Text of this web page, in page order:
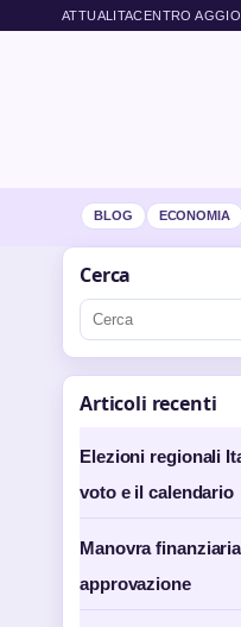
ATTUALITACENTRO
BLOG ECONOMIA
Cerca
Articoli recenti
Elezioni regionali
voto e il calendario
Manovra
approvazione